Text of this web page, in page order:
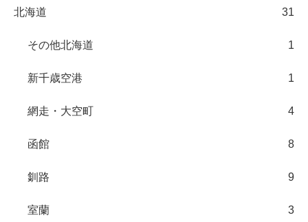
北海道 31
その他北海道 1
新千歳空港 1
網走・大空町 4
函館 8
釧路 9
室蘭 3